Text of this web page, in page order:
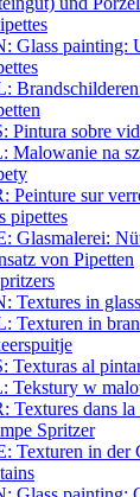
Glass painting:
Pintura sobre
Malowanie na
Peinture sur
pipettes
Glasmalerei:
von Pipetten
Textures in
Texturen in
Texturas al
Tekstury w
Textures dans
Spritzer
Texturen in der